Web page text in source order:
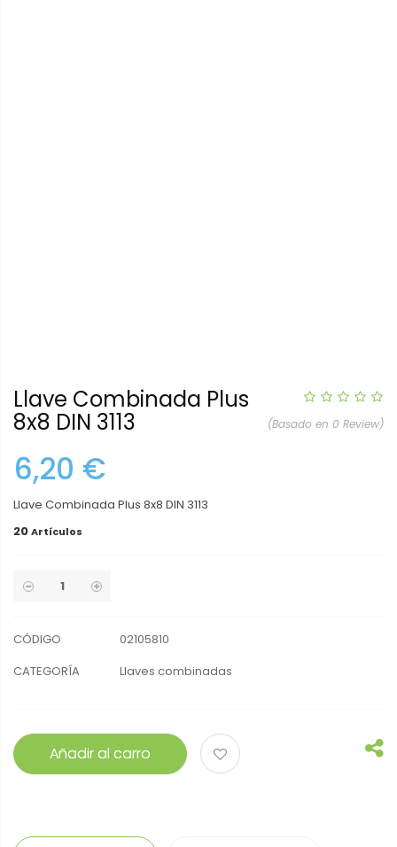
(Basado en 0 Review)
Llave Combinada Plus
8x8 DIN 3113
6,20 €
Llave Combinada Plus 8x8 DIN 3113
20Artículos
CÓDIGO
02105810
CATEGORÍA
Llaves combinadas
Añadir al carro